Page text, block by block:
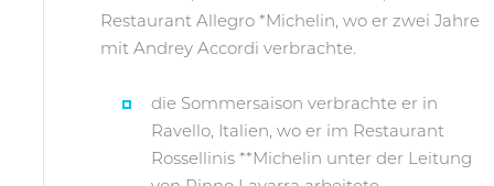
Restaurant Allegro *Michelin, wo er zwei Jahre
mit Andrey Accordi verbrachte.
die Sommersaison verbrachte er in
Ravello, Italien, wo er im Restaurant
Rossellinis **Michelin unter der Leitung